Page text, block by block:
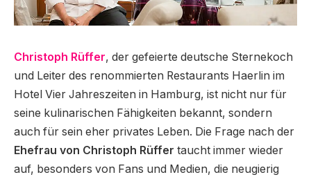
Christoph Rüffer, der gefeierte deutsche Sternekoch
und Leiter des renommierten Restaurants Haerlin im
Hotel Vier Jahreszeiten in Hamburg, ist nicht nur für
seine kulinarischen Fähigkeiten bekannt, sondern
auch für sein eher privates Leben. Die Frage nach der
Ehefrau von Christoph Rüffer taucht immer wieder
auf, besonders von Fans und Medien, die neugierig